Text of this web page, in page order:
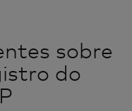
sobre
do